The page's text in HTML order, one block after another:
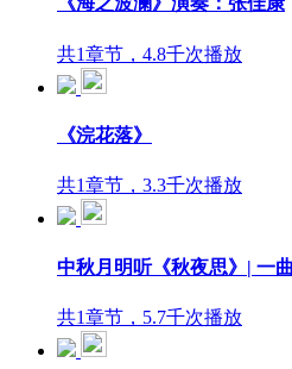
共1章节，4.8千次播放
《浣花落》
共1章节，3.3千次播放
中秋月明听《秋夜思》| 一
共1章节，5.7千次播放